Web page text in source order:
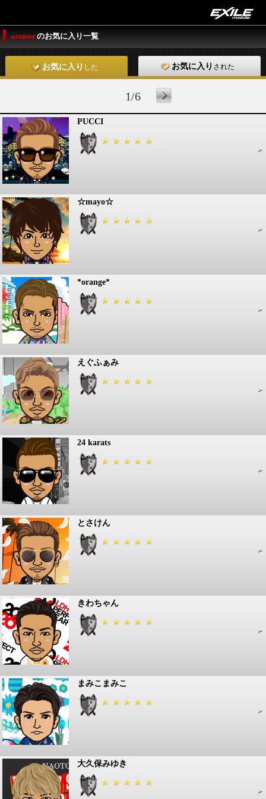
azunao のお気に入り一覧
お気に入り した お気に入り された
1/6
PUCCI
☆mayo☆
*orange*
えぐふぁみ
24 karats
とさけん
きわちゃん
まみこまみこ
大久保みゆき